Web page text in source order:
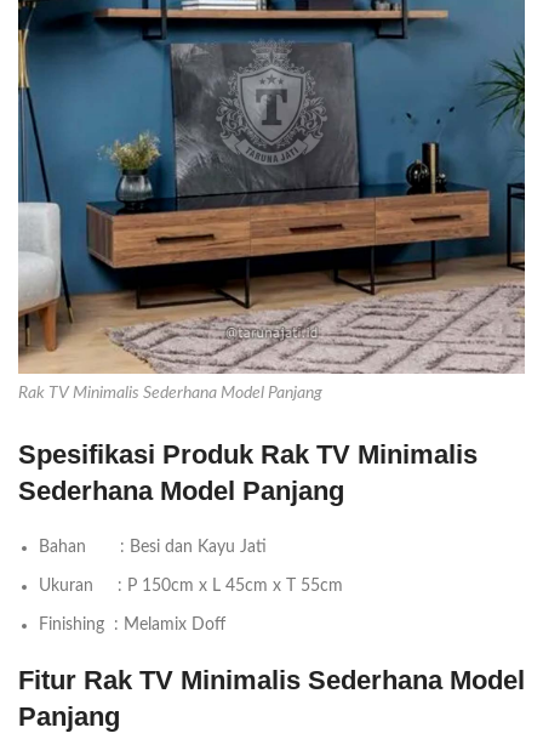
Rak TV Minimalis Sederhana Model Panjang
Spesifikasi Produk Rak TV Minimalis
Sederhana Model Panjang
Bahan : Besi dan Kayu Jati
Ukuran : P 150cm x L 45cm x T 55cm
Finishing : Melamix Doff
Fitur Rak TV Minimalis Sederhana Model
Panjang